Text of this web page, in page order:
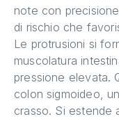
note con
di rischio che
Le protrusioni si
muscolatura
pressione elevata.
colon sigmoideo,
crasso. Si estende